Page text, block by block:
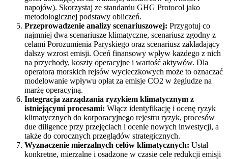
napojów). Skorzystaj ze standardu GHG Protocol jako
metodologicznej podstawy obliczeń.
Przeprowadzenie analizy scenariuszowej: Przygotuj co
najmniej dwa scenariusze klimatyczne, scenariusz zgodny z
celami Porozumienia Paryskiego oraz scenariusz zakładający
dalszy wzrost emisji. Oceń finansowy wpływ każdego z nich
na przychody, koszty operacyjne i wartość aktywów. Dla
operatora morskich rejsów wycieczkowych może to oznaczać
modelowanie wpływu opłat za emisje CO2 w żegludze na
marżę operacyjną.
Integracja zarządzania ryzykiem klimatycznym z
istniejącymi procesami: Włącz identyfikację i ocenę ryzyk
klimatycznych do korporacyjnego rejestru ryzyk, procesów
due diligence przy przejęciach i ocenie nowych inwestycji, a
także do corocznych przeglądów strategicznych.
Wyznaczenie mierzalnych celów klimatycznych: Ustal
konkretne, mierzalne i osadzone w czasie cele redukcji emisji